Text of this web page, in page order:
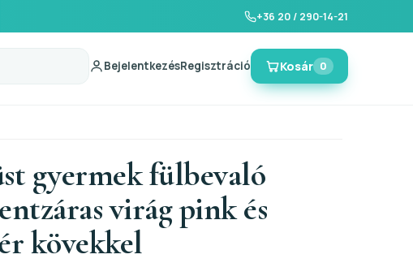
+36 20 / 290-14-21
BejelentkezésRegisztráció Kosár 0
gyermek fülbevaló
virág pink és
kövekkel